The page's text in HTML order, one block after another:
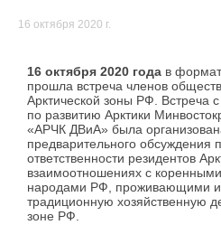
16 октября 2020 г.
16 октября 2020 года в
прошла встреча членов
Арктической зоны РФ. Встреча
по развитию Арктики
«АРЧК ДВиА» была
предварительного обсуждения
ответственности резидентов
взаимоотношениях с
народами РФ, проживающими
традиционную хозяйственную
зоне РФ.